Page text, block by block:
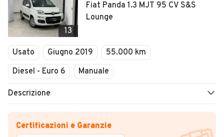
13
Fiat Panda 1.3 MJT 95 CV S&S
Lounge
Usato Giugno 2019
55.000 km
Diesel - Euro 6
Manuale
Descrizione
Certificazioni e Garanzie